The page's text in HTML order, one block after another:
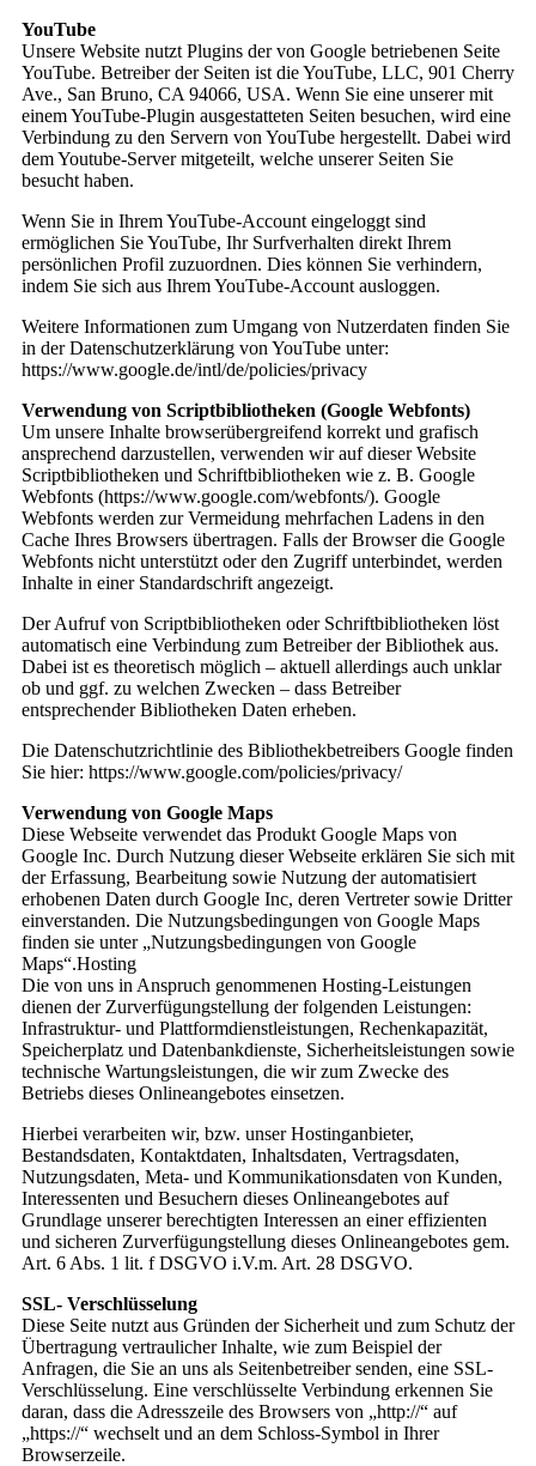
YouTube
Unsere Website nutzt Plugins der von Google betriebenen Seite
YouTube. Betreiber der Seiten ist die YouTube, LLC, 901 Cherry
Ave., San Bruno, CA 94066, USA. Wenn Sie eine unserer mit
einem YouTube-Plugin ausgestatteten Seiten besuchen, wird eine
Verbindung zu den Servern von YouTube hergestellt. Dabei wird
dem Youtube-Server mitgeteilt, welche unserer Seiten Sie
besucht haben.
Wenn Sie in Ihrem YouTube-Account eingeloggt sind
ermöglichen Sie YouTube, Ihr Surfverhalten direkt Ihrem
persönlichen Profil zuzuordnen. Dies können Sie verhindern,
indem Sie sich aus Ihrem YouTube-Account ausloggen.
Weitere Informationen zum Umgang von Nutzerdaten finden Sie
in der Datenschutzerklärung von YouTube unter:
https://www.google.de/intl/de/policies/privacy
Verwendung von Scriptbibliotheken (Google Webfonts)
Um unsere Inhalte browserübergreifend korrekt und grafisch
ansprechend darzustellen, verwenden wir auf dieser Website
Scriptbibliotheken und Schriftbibliotheken wie z. B. Google
Webfonts (https://www.google.com/webfonts/). Google
Webfonts werden zur Vermeidung mehrfachen Ladens in den
Cache Ihres Browsers übertragen. Falls der Browser die Google
Webfonts nicht unterstützt oder den Zugriff unterbindet, werden
Inhalte in einer Standardschrift angezeigt.
Der Aufruf von Scriptbibliotheken oder Schriftbibliotheken löst
automatisch eine Verbindung zum Betreiber der Bibliothek aus.
Dabei ist es theoretisch möglich – aktuell allerdings auch unklar
ob und ggf. zu welchen Zwecken – dass Betreiber
entsprechender Bibliotheken Daten erheben.
Die Datenschutzrichtlinie des Bibliothekbetreibers Google finden
Sie hier: https://www.google.com/policies/privacy/
Verwendung von Google Maps
Diese Webseite verwendet das Produkt Google Maps von
Google Inc. Durch Nutzung dieser Webseite erklären Sie sich mit
der Erfassung, Bearbeitung sowie Nutzung der automatisiert
erhobenen Daten durch Google Inc, deren Vertreter sowie Dritter
einverstanden. Die Nutzungsbedingungen von Google Maps
finden sie unter „Nutzungsbedingungen von Google
Maps“.Hosting
Die von uns in Anspruch genommenen Hosting-Leistungen
dienen der Zurverfügungstellung der folgenden Leistungen:
Infrastruktur- und Plattformdienstleistungen, Rechenkapazität,
Speicherplatz und Datenbankdienste, Sicherheitsleistungen sowie
technische Wartungsleistungen, die wir zum Zwecke des
Betriebs dieses Onlineangebotes einsetzen.
Hierbei verarbeiten wir, bzw. unser Hostinganbieter,
Bestandsdaten, Kontaktdaten, Inhaltsdaten, Vertragsdaten,
Nutzungsdaten, Meta- und Kommunikationsdaten von Kunden,
Interessenten und Besuchern dieses Onlineangebotes auf
Grundlage unserer berechtigten Interessen an einer effizienten
und sicheren Zurverfügungstellung dieses Onlineangebotes gem.
Art. 6 Abs. 1 lit. f DSGVO i.V.m. Art. 28 DSGVO.
SSL- Verschlüsselung
Diese Seite nutzt aus Gründen der Sicherheit und zum Schutz der
Übertragung vertraulicher Inhalte, wie zum Beispiel der
Anfragen, die Sie an uns als Seitenbetreiber senden, eine SSL-
Verschlüsselung. Eine verschlüsselte Verbindung erkennen Sie
daran, dass die Adresszeile des Browsers von „http://“ auf
„https://“ wechselt und an dem Schloss-Symbol in Ihrer
Browserzeile.